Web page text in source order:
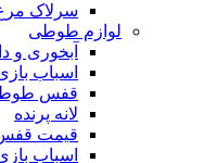
سرلاک
لوازم طوطی
آبخوری و
اسباب
قفس
لانه پرنده
قیمت
اسباب